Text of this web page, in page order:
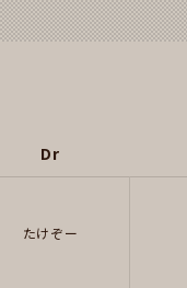
Dr
たけぞー